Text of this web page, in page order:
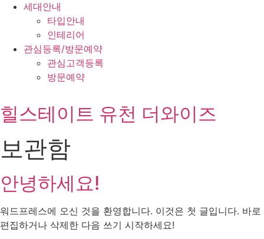
세대안내
타입안내
인테리어
관심등록/방문예약
관심고객등록
방문예약
힐스테이트 유천 더와이즈
보관함
안녕하세요!
워드프레스에 오신 것을 환영합니다. 이것은 첫 글입니다. 바로
편집하거나 삭제한 다음 쓰기 시작하세요!